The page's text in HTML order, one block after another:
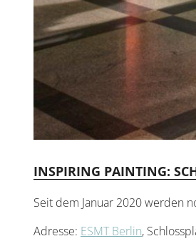
INSPIRING PAINTING:
Seit dem Januar 2020 werden
Adresse: ESMT Berlin,